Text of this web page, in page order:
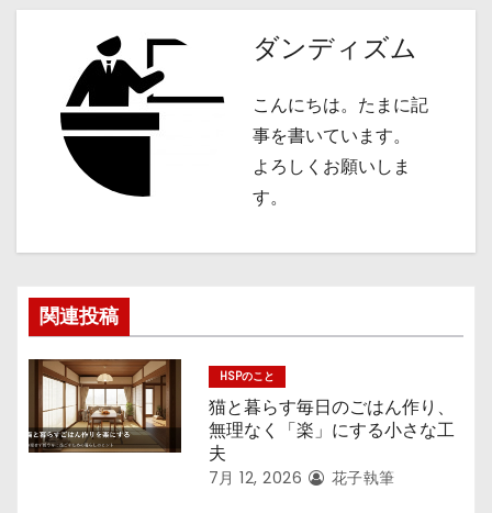
ー
ン
ダンディズム
こんにちは。たまに記
事を書いています。
よろしくお願いしま
す。
関連投稿
HSPのこと
猫と暮らす毎日のごはん作り、
無理なく「楽」にする小さな工
夫
7月 12, 2026 花子執筆